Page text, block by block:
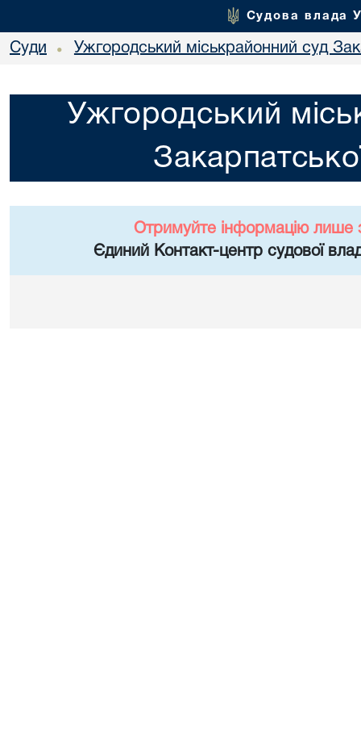
Судова влада
Суди • Ужгородський міськрайонний суд
Ужгородський
Отримуйте інформацію лише
Єдиний Контакт-центр судової